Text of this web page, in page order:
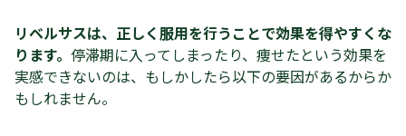
リベルサスは、正しく服用を行うことで効果を得やすくな
ります。 停滞期に入ってしまったり、痩せたという効果を
実感できないのは、もしかしたら以下の要因があるからか
もしれません。